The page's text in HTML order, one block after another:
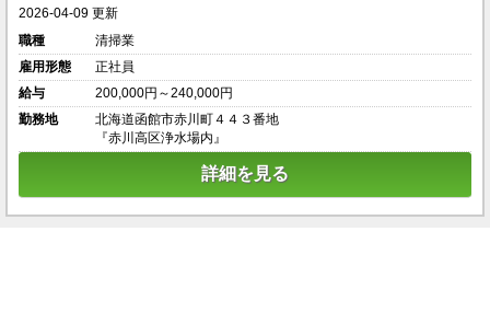
2026-04-09 更新
職種
清掃業
雇用形態
正社員
給与
200,000円～240,000円
勤務地
北海道函館市赤川町４４３番地
『赤川高区浄水場内』
詳細を見る